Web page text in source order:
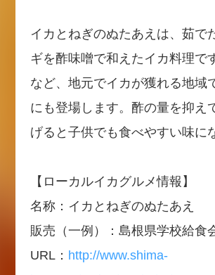
イカとねぎのぬたあえは、茹で
ギを酢味噌で和えたイカ料理で
など、地元でイカが獲れる地域
にも登場します。酢の量を抑え
げると子供でも食べやすい味に
【ローカルイカグルメ情報】
名称：イカとねぎのぬたあえ
販売（一例）：島根県学校給食
URL： http://www.shima-